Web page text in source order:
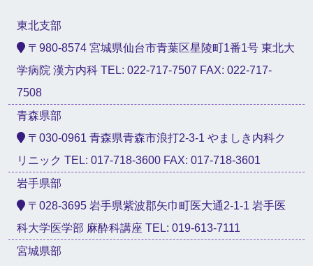
東北支部
〒980-8574 宮城県仙台市青葉区星陵町1番1号 東北大
学病院 漢方内科 TEL: 022-717-7507 FAX: 022-717-
7508
青森県部
〒030-0961 青森県青森市浪打2-3-1 やましき内科ク
リニック TEL: 017-718-3600 FAX: 017-718-3601
岩手県部
〒028-3695 岩手県紫波郡矢巾町医大通2-1-1 岩手医
科大学医学部 麻酔科講座 TEL: 019-613-7111
宮城県部